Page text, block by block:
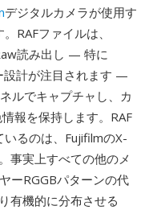
デジタルカメラが使用す
RAFファイルは、
読み出し — 特に
設計が注目されます —
ルでキャプチャし、カ
報を保持します。RAF
いるのは、FujifilmのX-
事実上すべての他のメ
ーRGGBパターンの代
有機的に分布させる